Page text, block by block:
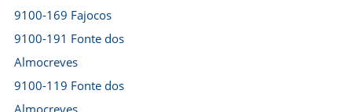
9100-169 Fajocos
9100-191 Fonte dos
Almocreves
9100-119 Fonte dos
Almocreves